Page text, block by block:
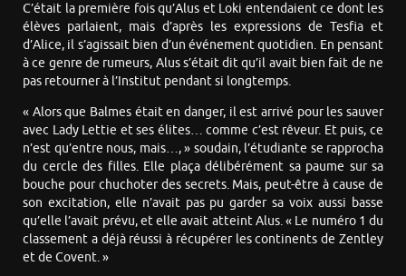
C’était la première fois qu’Alus et Loki entendaient ce dont les
élèves parlaient, mais d’après les expressions de Tesfia et
d’Alice, il s’agissait bien d’un événement quotidien. En pensant
à ce genre de rumeurs, Alus s’était dit qu’il avait bien fait de ne
pas retourner à l’Institut pendant si longtemps.
« Alors que Balmes était en danger, il est arrivé pour les sauver
avec Lady Lettie et ses élites… comme c’est rêveur. Et puis, ce
n’est qu’entre nous, mais…, » soudain, l’étudiante se rapprocha
du cercle des filles. Elle plaça délibérément sa paume sur sa
bouche pour chuchoter des secrets. Mais, peut-être à cause de
son excitation, elle n’avait pas pu garder sa voix aussi basse
qu’elle l’avait prévu, et elle avait atteint Alus. « Le numéro 1 du
classement a déjà réussi à récupérer les continents de Zentley
et de Covent. »